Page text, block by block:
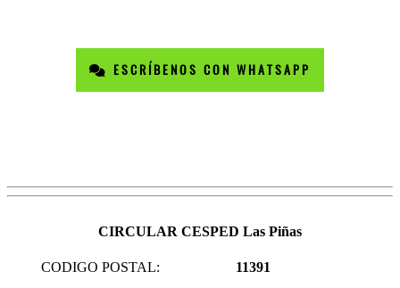
ESCRÍBENOS CON WHATSAPP
CIRCULAR CESPED Las Piñas
CODIGO POSTAL: 11391